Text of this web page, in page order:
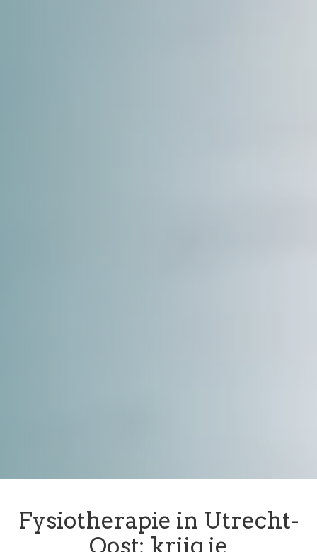
Fysiotherapie in Utrecht-
Oost: krijg je